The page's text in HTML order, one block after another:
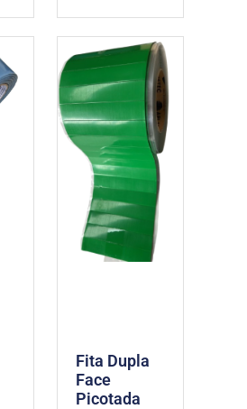
Fita Dupla
Face
Picotada